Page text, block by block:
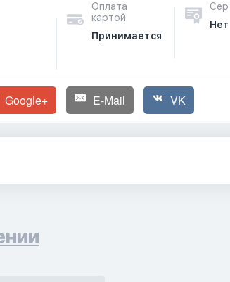
Оплата
картой
Принимается
Нет
Google+ E-Mail VK